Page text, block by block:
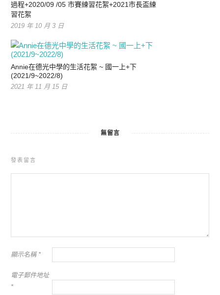
過程+2020/09 /05 市賽練習花絮+2021市長盃練
習花絮
2019 年 10 月 3 日
Annie在德光中學的生活花絮 ~ 國一上+下
(2021/9~2022/8)
2021 年 11 月 15 日
無留言
發表留言
顯示名稱 *
電子郵件地址
*